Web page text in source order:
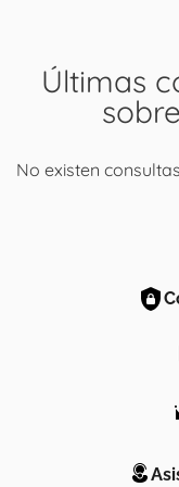
Últimas
No existen